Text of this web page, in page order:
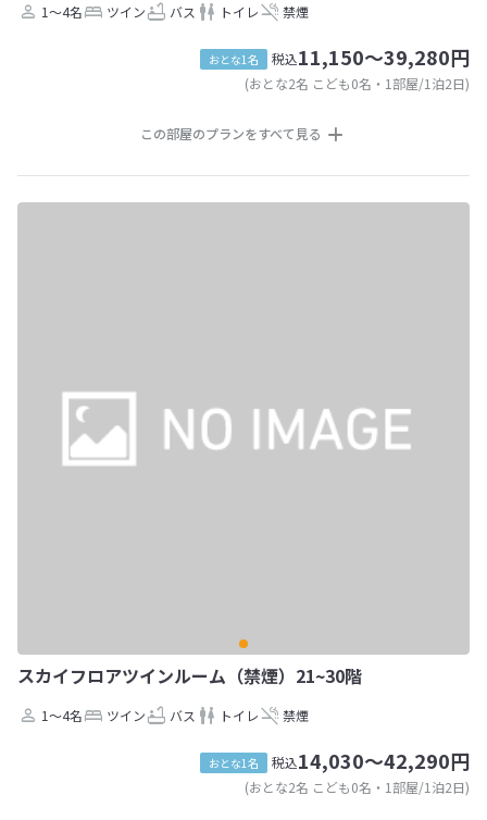
1～4名 ツイン バス トイレ 禁煙
おとな1名 税込11,150～39,280円
(おとな2名 こども0名・1部屋/1泊2日)
この部屋のプランをすべて見る
スカイフロアツインルーム（禁煙）21~30階
1～4名 ツイン バス トイレ 禁煙
おとな1名 税込14,030～42,290円
(おとな2名 こども0名・1部屋/1泊2日)